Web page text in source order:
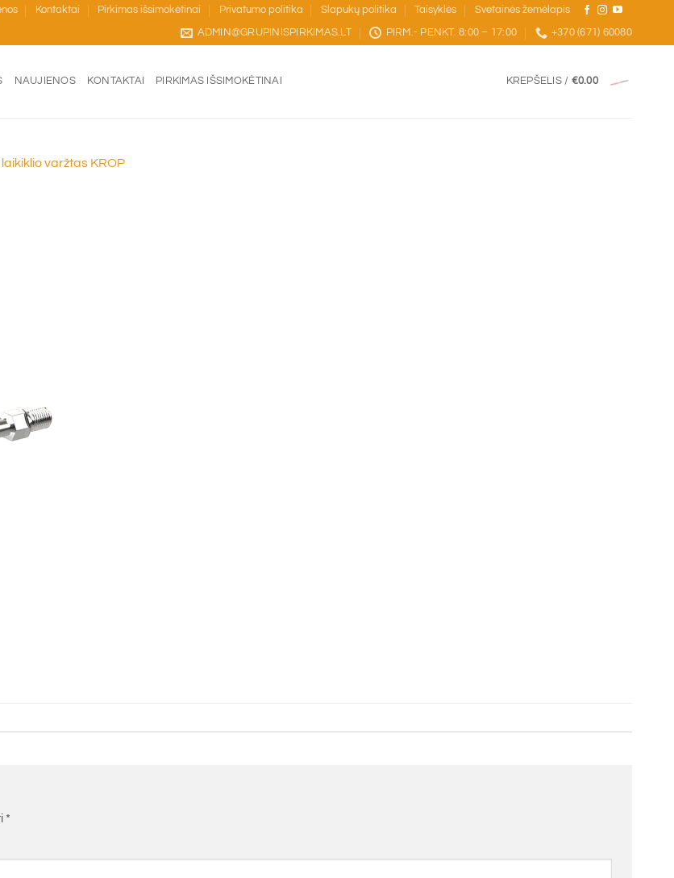
Kontaktai Pirkimas išsimokėtinai Privatumo politika Slapukų politika Taisyklės Svetainės žemėlapis
ADMIN@GRUPINISPIRKIMAS.LT PIRM.- PENKT. 8:00 – 17:00 +370 (671) 60080
NAUJIENOS KONTAKTAI PIRKIMAS IŠSIMOKĖTINAI KREPŠELIS / €0.00
varžtas KROP
*